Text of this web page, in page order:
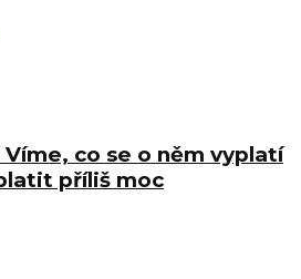
co se o něm vyplatí
příliš moc